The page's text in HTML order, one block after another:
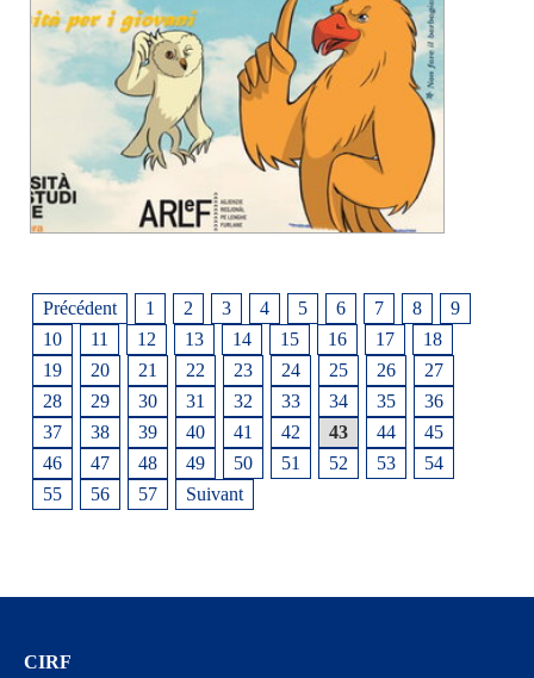
Précédent 1 2 3 4 5 6 7 8
9
10
11 12 13 14 15 16 17
18
19
20 21 22 23 24 25 26
27
28
29 30 31 32 33 34 35
36
37
38 39 40 41 42 43 44
45
46
47 48 49 50 51 52 53
54
55
56 57 Suivant
CIRF